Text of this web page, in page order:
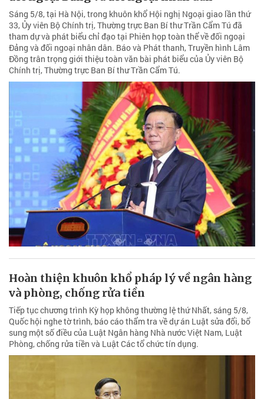
Sáng 5/8, tại Hà Nội, trong khuôn khổ Hội nghị Ngoại giao lần thứ
33, Ủy viên Bộ Chính trị, Thường trực Ban Bí thư Trần Cẩm Tú đã
tham dự và phát biểu chỉ đạo tại Phiên họp toàn thể về đối ngoại
Đảng và đối ngoại nhân dân. Báo và Phát thanh, Truyền hình Lâm
Đồng trân trọng giới thiệu toàn văn bài phát biểu của Ủy viên Bộ
Chính trị, Thường trực Ban Bí thư Trần Cẩm Tú.
Hoàn thiện khuôn khổ pháp lý về ngân hàng
và phòng, chống rửa tiền
Tiếp tục chương trình Kỳ họp không thường lệ thứ Nhất, sáng 5/8,
Quốc hội nghe tờ trình, báo cáo thẩm tra về dự án Luật sửa đổi, bổ
sung một số điều của Luật Ngân hàng Nhà nước Việt Nam, Luật
Phòng, chống rửa tiền và Luật Các tổ chức tín dụng.